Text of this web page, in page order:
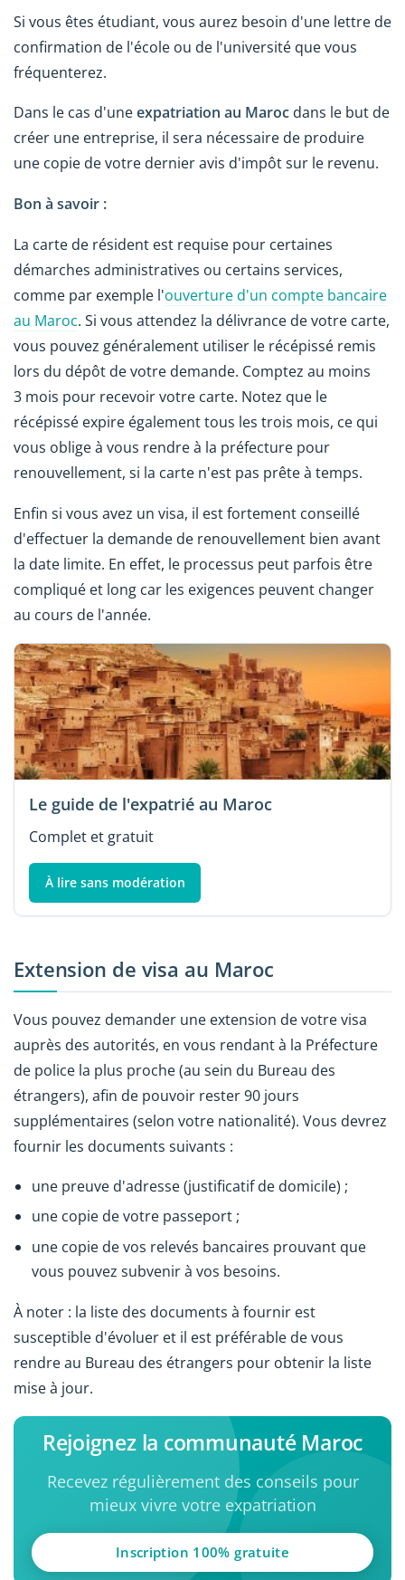
Si vous êtes étudiant, vous aurez besoin d'une lettre de
confirmation de l'école ou de l'université que vous
fréquenterez.
Dans le cas d'uneexpatriation au Maroc dans le but de
créer une entreprise, il sera nécessaire de produire
une copie de votre dernier avis d'impôt sur le revenu.
Bon à savoir :
La carte de résident est requise pour certaines
démarches administratives ou certains services,
comme par exemple l'ouverture d'un compte bancaire
au Maroc. Si vous attendez la délivrance de votre carte,
vous pouvez généralement utiliser le récépissé remis
lors du dépôt de votre demande. Comptez au moins
3 mois pour recevoir votre carte. Notez que le
récépissé expire également tous les trois mois, ce qui
vous oblige à vous rendre à la préfecture pour
renouvellement, si la carte n'est pas prête à temps.
Enfin si vous avez un visa, il est fortement conseillé
d'effectuer la demande de renouvellement bien avant
la date limite. En effet, le processus peut parfois être
compliqué et long car les exigences peuvent changer
au cours de l'année.
Le guide de l'expatrié au Maroc
Complet et gratuit
À lire sans modération
Extension de visa au Maroc
Vous pouvez demander une extension de votre visa
auprès des autorités, en vous rendant à la Préfecture
de police la plus proche (au sein du Bureau des
étrangers), afin de pouvoir rester 90 jours
supplémentaires (selon votre nationalité). Vous devrez
fournir les documents suivants :
une preuve d'adresse (justificatif de domicile) ;
une copie de votre passeport ;
une copie de vos relevés bancaires prouvant que
vous pouvez subvenir à vos besoins.
À noter : la liste des documents à fournir est
susceptible d'évoluer et il est préférable de vous
rendre au Bureau des étrangers pour obtenir la liste
mise à jour.
Rejoignez la communauté Maroc
Recevez régulièrement des conseils pour
mieux vivre votre expatriation
Inscription 100% gratuite